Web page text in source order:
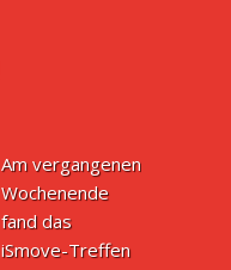
Am vergangenen
Wochenende
fand das
iSmove-Treffen